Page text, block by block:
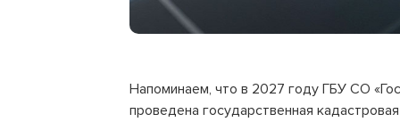
Напоминаем, что в 2027 году ГБУ СО
проведена государственная